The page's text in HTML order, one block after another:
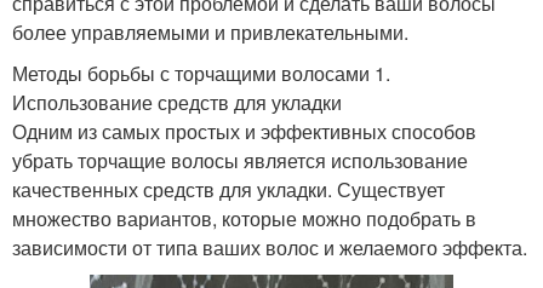
более управляемыми и привлекательными.
Методы борьбы с торчащими волосами 1.
Использование средств для укладки
Одним из самых простых и эффективных способов
убрать торчащие волосы является использование
качественных средств для укладки. Существует
множество вариантов, которые можно подобрать в
зависимости от типа ваших волос и желаемого эффекта.